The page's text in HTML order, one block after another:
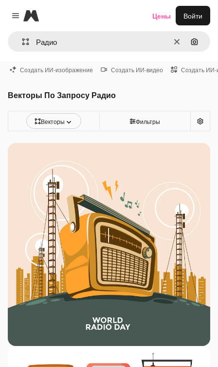
Close menu
Magnific
ОчиститьПоиск
Цены Войти
Создать ИИ-изображение Создать ИИ-видео Создать ИИ-
Векторы По Запросу Радио
Векторы Фильтры